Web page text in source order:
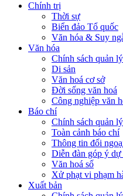
Chính trị
Thời sự
Biển đảo Tổ quốc
Văn hóa & Suy
Văn hóa
Chính sách quản lý
Di sản
Văn hoá cơ sở
Đời sống văn hoá
Công nghiệp văn
Báo chí
Chính sách quản lý
Toàn cảnh báo chí
Thông tin đối
Diễn đàn góp ý
Văn hoá số
Xử phạt vi phạm
Xuất bản